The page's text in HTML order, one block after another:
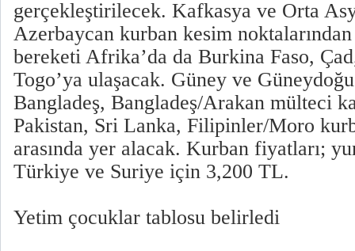
gerçekleştirilecek. Kafkasya ve Orta
Azerbaycan kurban kesim
bereketi Afrika’da da Burkina Faso,
Togo’ya ulaşacak. Güney ve
Bangladeş, Bangladeş/Arakan mülteci
Pakistan, Sri Lanka, Filipinler/Moro
arasında yer alacak. Kurban fiyatları;
Türkiye ve Suriye için 3,200 TL.
Yetim çocuklar tablosu belirledi